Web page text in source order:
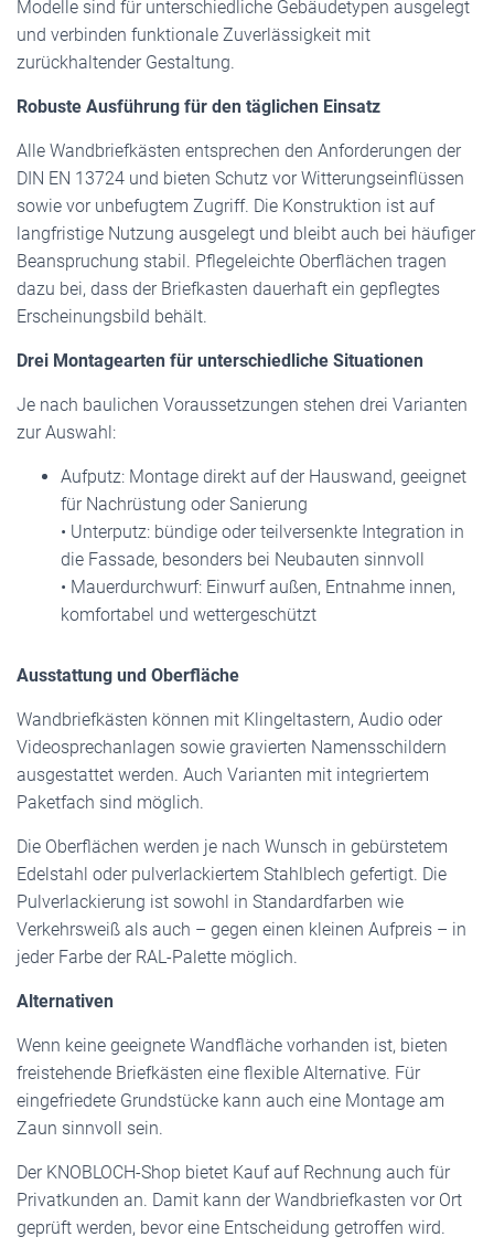
Modelle sind für unterschiedliche Gebäudetypen ausgelegt
und verbinden funktionale Zuverlässigkeit mit
zurückhaltender Gestaltung.
Robuste Ausführung für den täglichen Einsatz
Alle Wandbriefkästen entsprechen den Anforderungen der
DIN EN 13724 und bieten Schutz vor Witterungseinflüssen
sowie vor unbefugtem Zugriff. Die Konstruktion ist auf
langfristige Nutzung ausgelegt und bleibt auch bei häufiger
Beanspruchung stabil. Pflegeleichte Oberflächen tragen
dazu bei, dass der Briefkasten dauerhaft ein gepflegtes
Erscheinungsbild behält.
Drei Montagearten für unterschiedliche Situationen
Je nach baulichen Voraussetzungen stehen drei Varianten
zur Auswahl:
Aufputz: Montage direkt auf der Hauswand, geeignet
für Nachrüstung oder Sanierung
• Unterputz: bündige oder teilversenkte Integration in
die Fassade, besonders bei Neubauten sinnvoll
• Mauerdurchwurf: Einwurf außen, Entnahme innen,
komfortabel und wettergeschützt
Ausstattung und Oberfläche
Wandbriefkästen können mit Klingeltastern, Audio oder
Videosprechanlagen sowie gravierten Namensschildern
ausgestattet werden. Auch Varianten mit integriertem
Paketfach sind möglich.
Die Oberflächen werden je nach Wunsch in gebürstetem
Edelstahl oder pulverlackiertem Stahlblech gefertigt. Die
Pulverlackierung ist sowohl in Standardfarben wie
Verkehrsweiß als auch – gegen einen kleinen Aufpreis – in
jeder Farbe der RAL-Palette möglich.
Alternativen
Wenn keine geeignete Wandfläche vorhanden ist, bieten
freistehende Briefkästen eine flexible Alternative. Für
eingefriedete Grundstücke kann auch eine Montage am
Zaun sinnvoll sein.
Der KNOBLOCH-Shop bietet Kauf auf Rechnung auch für
Privatkunden an. Damit kann der Wandbriefkasten vor Ort
geprüft werden, bevor eine Entscheidung getroffen wird.